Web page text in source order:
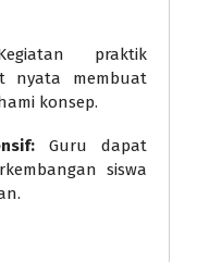
praktik
nyata membuat
konsep.
Guru dapat
siswa